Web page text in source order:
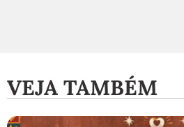
VEJA TAMBÉM